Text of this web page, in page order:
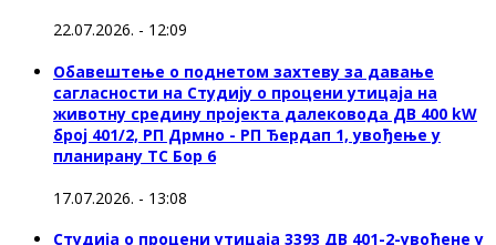
22.07.2026. - 12:09
Обавештење о поднетом захтеву за давање
сагласности на Студију о процени утицаја на
животну средину пројекта далековода ДВ 400 kW
број 401/2, РП Дрмно - РП Ђердап 1, увођење у
планирану ТС Бор 6
17.07.2026. - 13:08
Студија о процени утицаја 3393 ДВ 401-2-увођене у